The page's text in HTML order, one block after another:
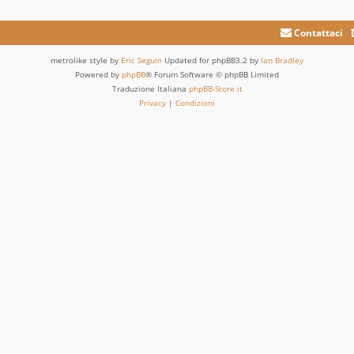
Contattaci
metrolike style by Eric Seguin Updated for phpBB3.2 by Ian Bradley
Powered by phpBB® Forum Software © phpBB Limited
Traduzione Italiana phpBB-Store.it
Privacy | Condizioni